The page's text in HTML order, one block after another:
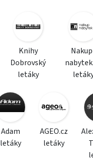
Knihy
Dobrovský
letáky
Adam
letáky
AGEO.cz
letáky